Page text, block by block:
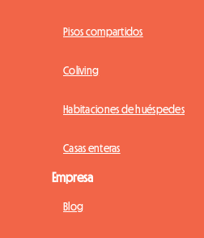
Pisos compartidos
Coliving
Habitaciones de huéspedes
Casas enteras
Empresa
Blog